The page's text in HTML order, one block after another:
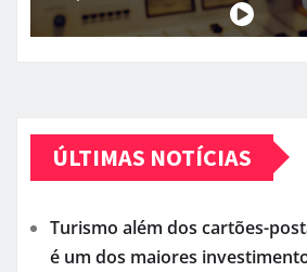
ÚLTIMAS NOTÍCIAS
Turismo além dos cartões-
é um dos maiores